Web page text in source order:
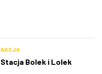
AKCJA
Stacja Bolek i Lolek